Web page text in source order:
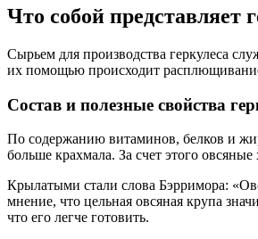
Что собой представляет
Сырьем для производства геркулеса
их помощью происходит расплющивание
Состав и полезные свойства
По содержанию витаминов, белков и
больше крахмала. За счет этого
Крылатыми стали слова Бэрримора:
мнение, что цельная овсяная крупа
что его легче готовить.